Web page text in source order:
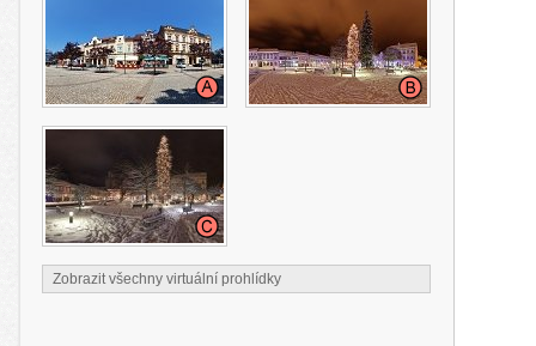
Zobrazit všechny virtuální prohlídky